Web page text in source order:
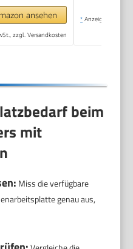
ansehen
zzgl. Versandkosten
* Anzeige
beim
mit
Miss die verfügbare
genau aus,